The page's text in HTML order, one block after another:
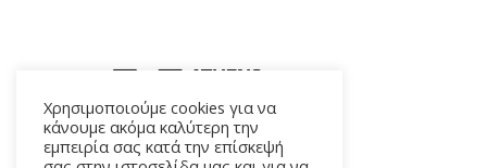
ΑΛΚΜΗΝΗΣ 5 – 118 54 ΑΘΗΝΑ
Χρησιμοποιούμε cookies για να
κάνουμε ακόμα καλύτερη την
εμπειρία σας κατά την επίσκεψή